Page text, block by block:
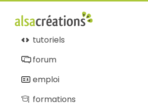
tutoriels
forum
emploi
formations